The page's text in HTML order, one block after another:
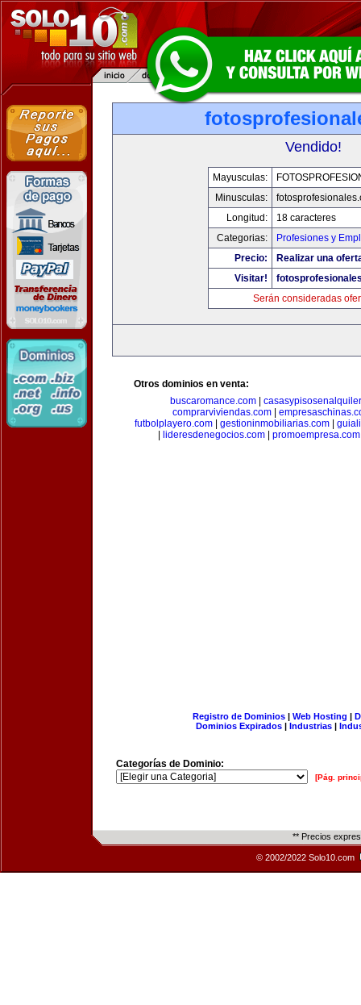
Vendido!
Mayusculas:
Minusculas:
Longitud:
18 caracteres
Categorias:
Profesiones y
Precio:
Realizar una
Visitar!
Serán consideradas
Otros dominios en venta:
buscaromance.com
comprarviviendas.com|
futbolplayero.com| gestioninmobiliarias.com|
lideresdenegocios.com promoempresa.com
Registro de Dominios| Web Hosting |
Dominios Expirados | Industrias |
Categorías de Dominio:
[Pág.
** Precios
© 2002/2022 Solo10.com